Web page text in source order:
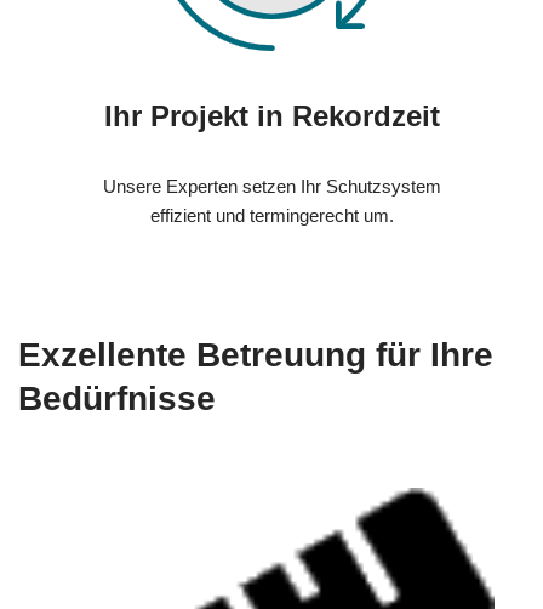
Ihr Projekt in Rekordzeit
Unsere Experten setzen Ihr Schutzsystem
effizient und termingerecht um.
Exzellente Betreuung für Ihre
Bedürfnisse